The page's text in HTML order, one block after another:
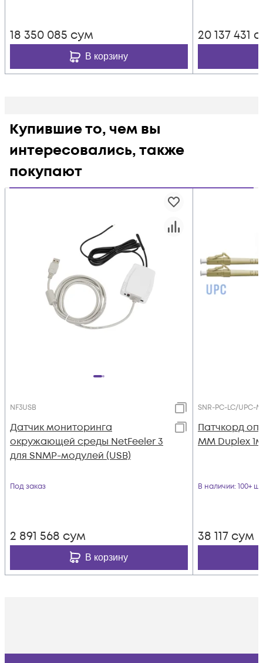
18 350 085 сум
В корзину
20 137 431
Купившие то, чем вы
интересовались, также
покупают
NF3USB
Датчик мониторинга
окружающей среды NetFeeler 3
для SNMP-модулей (USB)
Под заказ
2 891 568 сум
В корзину
SNR-PC-LC/UPC-
Патчкорд
MM Duplex
В наличии: 100+ шт
38 117 сум